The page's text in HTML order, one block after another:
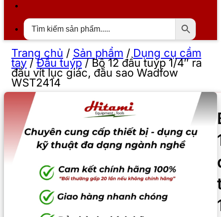
Trang chủ / Sản phẩm / Dụng cụ cầm
tay/Đầu tuýp/Bộ 12 đầu tuýp 1/4″ ra
đầu vít lục giác, đầu sao Wadfow
WST2414